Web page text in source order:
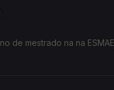
de mestrado na na